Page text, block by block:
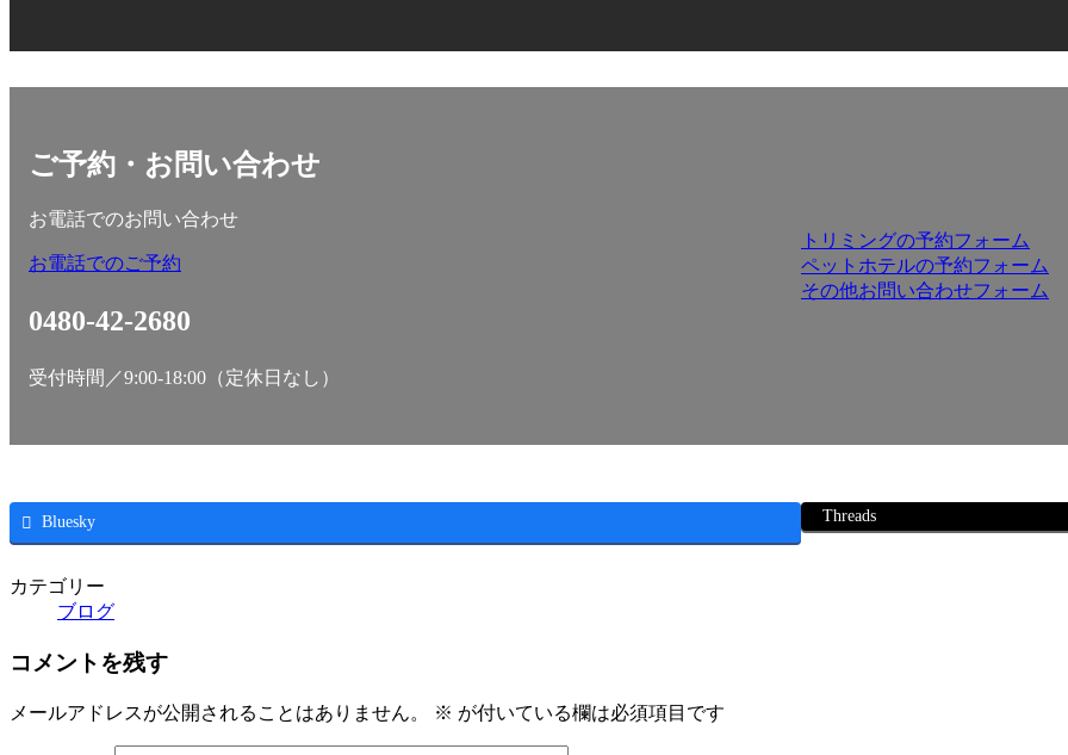
ご予約・お問い合わせ
お電話でのお問い合わせ
お電話でのご予約
0480-42-2680
受付時間／9:00-18:00（定休日なし）
トリミングの予約フォーム
ペットホテルの予約フォーム
その他お問い合わせフォーム
Bluesky Threads
カテゴリー
ブログ
コメントを残す
メールアドレスが公開されることはありません。 ※ が付いている欄は必須項目です